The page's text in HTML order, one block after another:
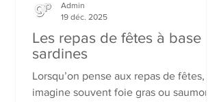
Les repas de fêtes à base de
sardines
Lorsqu’on pense aux repas de fêtes, on
imagine souvent foie gras ou saumon.
Admin
19 déc. 2025